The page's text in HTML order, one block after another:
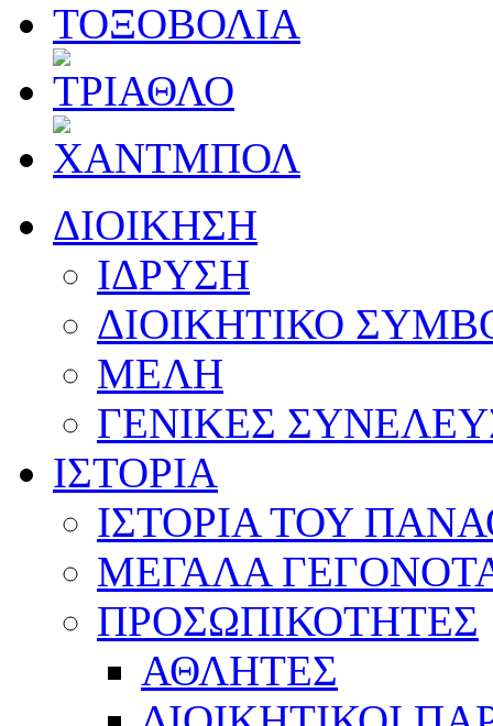
ΔΙΟΙΚΗΣΗ
ΙΔΡΥΣΗ
ΔΙΟΙΚΗΤΙΚΟ
ΜΕΛΗ
ΓΕΝΙΚΕΣ
ΙΣΤΟΡΙΑ
ΙΣΤΟΡΙΑ ΤΟΥ
ΜΕΓΑΛΑ
ΠΡΟΣΩΠΙΚΟΤΗΤΕΣ
ΑΘΛΗΤΕΣ